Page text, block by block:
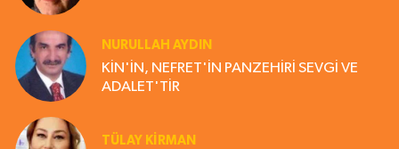
NURULLAH AYDIN
KİN'İN, NEFRET'İN PANZEHİRİ SEVGİ VE
ADALET'TİR
TÜLAY KİRMAN